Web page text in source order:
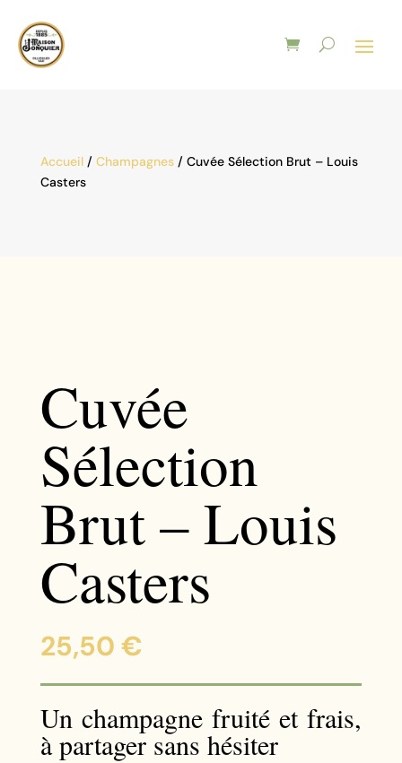
Accueil/ Champagnes/ Cuvée Sélection Brut – Louis
Casters
Cuvée
Sélection
Brut – Louis
Casters
25,50 €
Un champagne fruité et frais,
à partager sans hésiter